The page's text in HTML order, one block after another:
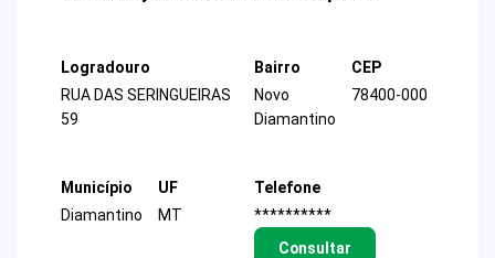
Logradouro
RUA DAS SERINGUEIRAS
59
Bairro
Novo
Diamantino
CEP
78400-000
Município
Diamantino
UF
MT
Telefone
**********
Consultar